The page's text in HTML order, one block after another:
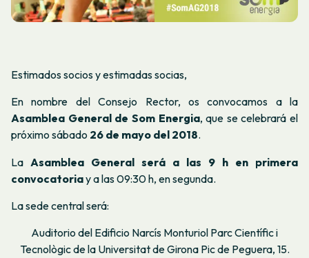
Estimados socios y estimadas socias,
En nombre del Consejo Rector, os convocamos a la
Asamblea General de Som Energia, que se celebrará el
próximo sábado 26 de mayo del 2018.
La Asamblea General será a las 9 h en primera
convocatoriay a las 09:30 h, en segunda.
La sede central será:
Auditorio del Edificio Narcís Monturiol Parc Científic i
Tecnològic de la Universitat de Girona Pic de Peguera, 15.